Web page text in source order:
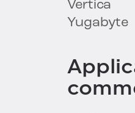
Vertica
Yugabyte